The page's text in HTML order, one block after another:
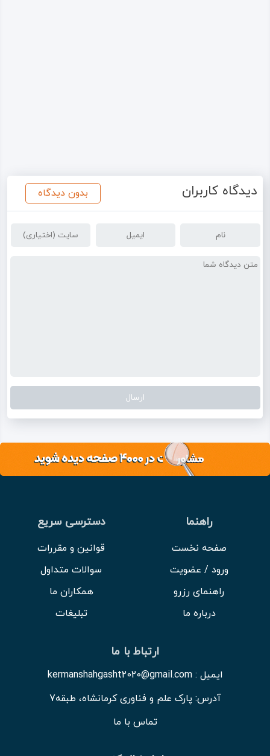
دیدگاه کاربران بدون دیدگاه
راهنما
صفحه نخست
ورود / عضویت
راهنمای رزرو
درباره ما
دسترسی سریع
قوانین و مقررات
سوالات متداول
همکاران ما
تبلیغات
ارتباط با ما
ایمیل : kermanshahgasht2020@gmail.com
آدرس: پارک علم و فناوری کرمانشاه، طبقه7
تماس با ما